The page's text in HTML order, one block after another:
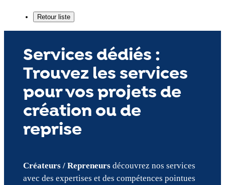
Services dédiés :
Trouvez les services
pour vos projets de
création ou de
reprise
Créateurs / Repreneursdécouvrez nos services
avec des expertises et des compétences pointues